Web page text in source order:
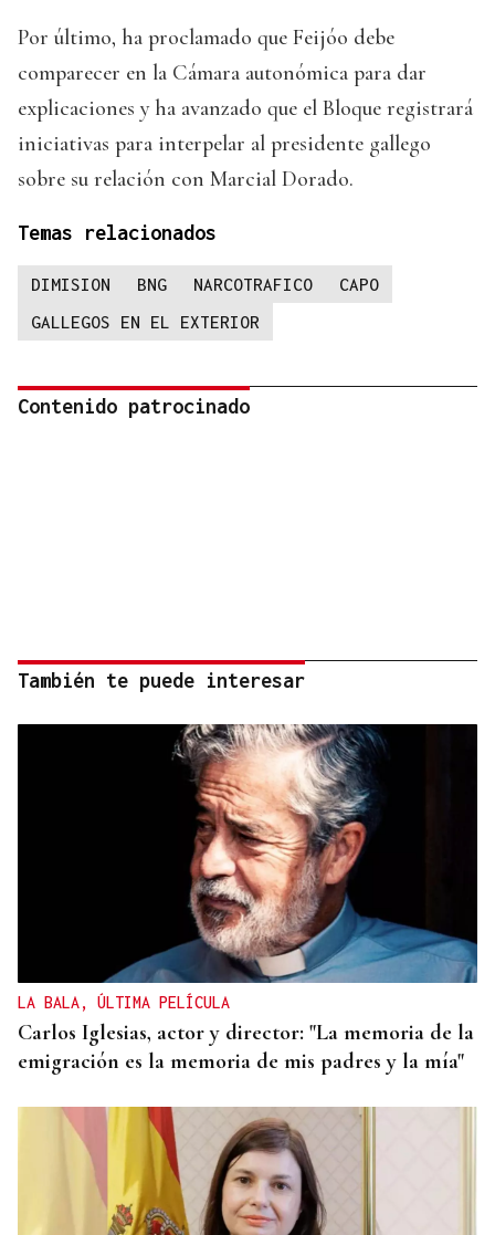
Por último, ha proclamado que Feijóo debe
comparecer en la Cámara autonómica para dar
explicaciones y ha avanzado que el Bloque registrará
iniciativas para interpelar al presidente gallego
sobre su relación con Marcial Dorado.
Temas relacionados
DIMISION BNG NARCOTRAFICO
CAPO
GALLEGOS EN EL EXTERIOR
Contenido patrocinado
También te puede interesar
LA BALA, ÚLTIMA PELÍCULA
Carlos Iglesias, actor y director: "La memoria de la
emigración es la memoria de mis padres y la mía"